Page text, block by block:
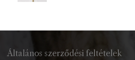
Általános szerződési feltételek